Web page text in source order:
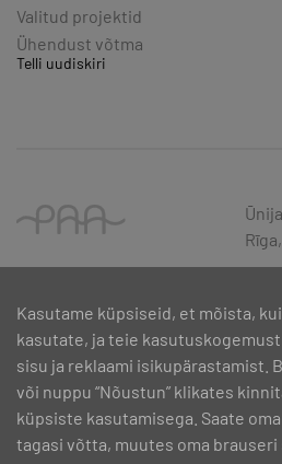
Valitud projektid
Ühendust võtma
Telli uudiskiri
Kasutame küpsiseid, et mõista,
kasutate, ja teie
sisu ja reklaami isikupärastamist.
või nuppu “Nõustun” klikates
küpsiste kasutamisega. Saate
tagasi võtta, muutes oma